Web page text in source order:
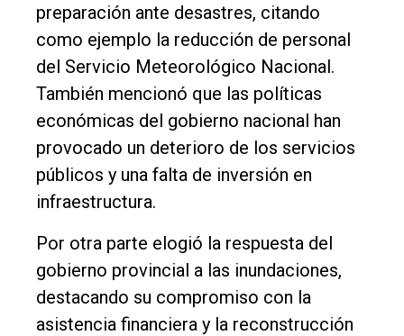
El
único
DIARIO
Balcarce
Inicio
Int.
General
Política
preparación ante desastres, citando
como ejemplo la reducción de personal
del Servicio Meteorológico Nacional.
También mencionó que las políticas
económicas del gobierno nacional han
provocado un deterioro de los servicios
públicos y una falta de inversión en
infraestructura.
Por otra parte elogió la respuesta del
gobierno provincial a las inundaciones,
destacando su compromiso con la
asistencia financiera y la reconstrucción